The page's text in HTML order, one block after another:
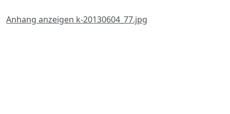
Anhang anzeigen k-20130604_77.jpg